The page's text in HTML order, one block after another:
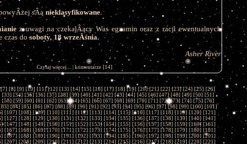
sÂą nieklasyfikowane.
z uwagi na czekajÂący Was egzamin oraz z racji ewentualnych
czas dosoboty, 18 wrzeÂśnia.
Asher River
Czytaj więcej...| komentarze[14]
7] [8] [9] [10] [11] [12] [13] [14] [15] [16] [17] [18] [19] [20] [21] [22] [23] [24] [25] [26]
[33] [34] [35] [36] [37] [38] [39] [40] [41] [42] [43] [44] [45] [46] [47] [48] [49] [50] [51]
[58] [59] [60] [61] [62] [63] [64] [65] [66] [67] [68] [69] [70] [71] [72] [73] [74] [75] [76]
83] [84] [85] [86] [87] [88] [89] [90] [91] [92] [93] [94] [95] [96] [97] [98] [99] [100] [101]
] [107] [108] [109] [110] [111] [112] [113] [114] [115] [116] [117] [118] [119] [120] [121]
] [127] [128] [129] [130] [131] [132] [133] [134] [135] [136] [137] [138] [139] [140] [141]
] [147] [148] [149] [150] [151] [152] [153] [154] [155] [156] [157] [158] [159] [160] [161]
] [167] [168] [169] [170] [171] [172] [173] [174] [175] [176] [177] [178] [179] [180] [181]
] [187] [188] [189] [190] [191] [192] [193] [194] [195] [196] [197] [198] [199] [200] [201]
] [207] [208] [209] [210] [211] [212] [213] [214] [215] [216] [217] [218] [219] [220] [221]